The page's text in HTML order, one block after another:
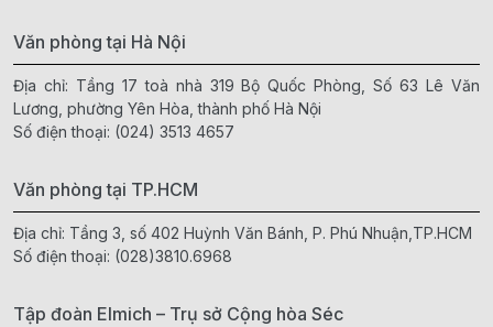
Văn phòng tại Hà Nội
Địa chỉ: Tầng 17 toà nhà 319 Bộ Quốc Phòng, Số 63 Lê Văn
Lương, phường Yên Hòa, thành phố Hà Nội
Số điện thoại: (024) 3513 4657
Văn phòng tại TP.HCM
Địa chỉ: Tầng 3, số 402 Huỳnh Văn Bánh, P. Phú Nhuận,TP.HCM
Số điện thoại: (028)3810.6968
Tập đoàn Elmich – Trụ sở Cộng hòa Séc